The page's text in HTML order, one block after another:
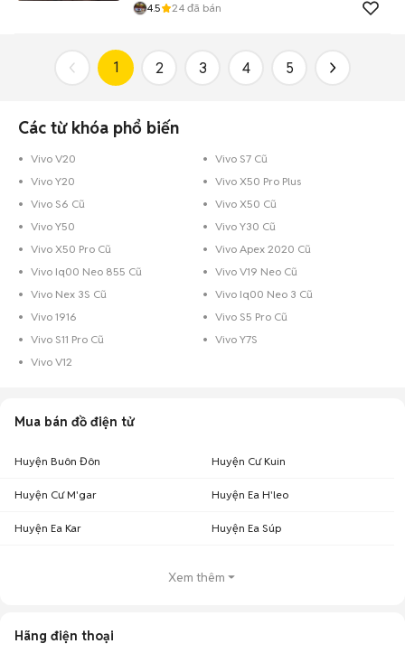
4.5 24 đã bán
1 2 3 4 5
Các từ khóa phổ biến
Vivo V20
Vivo S7 Cũ
Vivo Y20
Vivo X50 Pro Plus
Vivo S6 Cũ
Vivo X50 Cũ
Vivo Y50
Vivo Y30 Cũ
Vivo X50 Pro Cũ
Vivo Apex 2020 Cũ
Vivo Iq00 Neo 855 Cũ
Vivo V19 Neo Cũ
Vivo Nex 3S Cũ
Vivo Iq00 Neo 3 Cũ
Vivo 1916
Vivo S5 Pro Cũ
Vivo S11 Pro Cũ
Vivo Y7S
Vivo V12
Mua bán đồ điện tử
Huyện Buôn Đôn Huyện Cư Kuin
Huyện Cư M'gar Huyện Ea H'leo
Huyện Ea Kar Huyện Ea Súp
Xem thêm
Hãng điện thoại